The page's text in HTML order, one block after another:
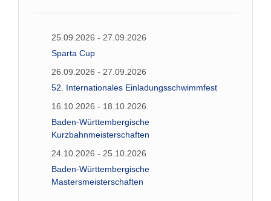
25.09.2026 - 27.09.2026
Sparta Cup
26.09.2026 - 27.09.2026
52. Internationales Einladungsschwimmfest
16.10.2026 - 18.10.2026
Baden-Württembergische
Kurzbahnmeisterschaften
24.10.2026 - 25.10.2026
Baden-Württembergische
Mastersmeisterschaften